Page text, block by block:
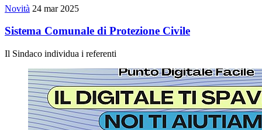
Novità 24 mar 2025
Sistema Comunale di Protezione Civile
Il Sindaco individua i referenti